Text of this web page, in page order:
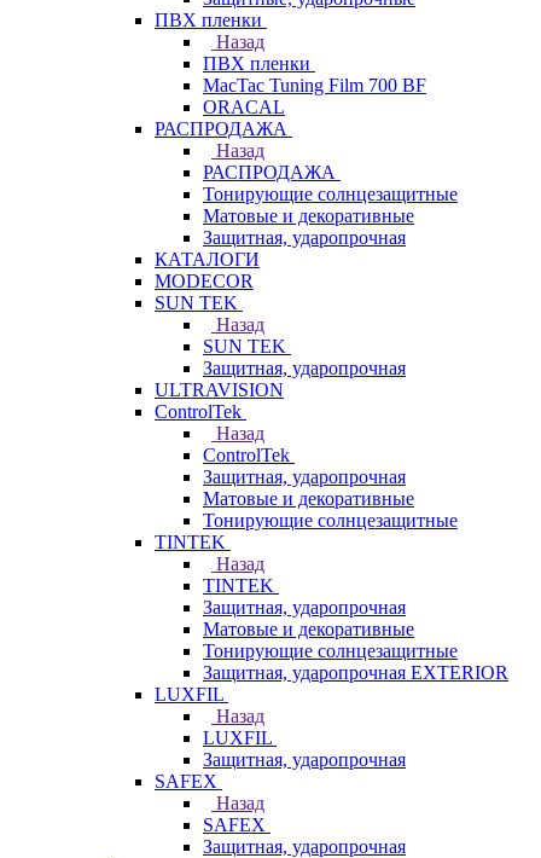
ПВХ пленки
Назад
ПВХ пленки
MacTac Tuning Film 700 BF
ORACAL
РАСПРОДАЖА
Назад
РАСПРОДАЖА
Тонирующие солнцезащитные
Матовые и декоративные
Защитная, ударопрочная
КАТАЛОГИ
MODECOR
SUN TEK
Назад
SUN TEK
Защитная, ударопрочная
ULTRAVISION
ControlTek
Назад
ControlTek
Защитная, ударопрочная
Матовые и декоративные
Тонирующие солнцезащитные
TINTEK
Назад
TINTEK
Защитная, ударопрочная
Матовые и декоративные
Тонирующие солнцезащитные
Защитная, ударопрочная EXTERIOR
LUXFIL
Назад
LUXFIL
Защитная, ударопрочная
SAFEX
Назад
SAFEX
Защитная, ударопрочная